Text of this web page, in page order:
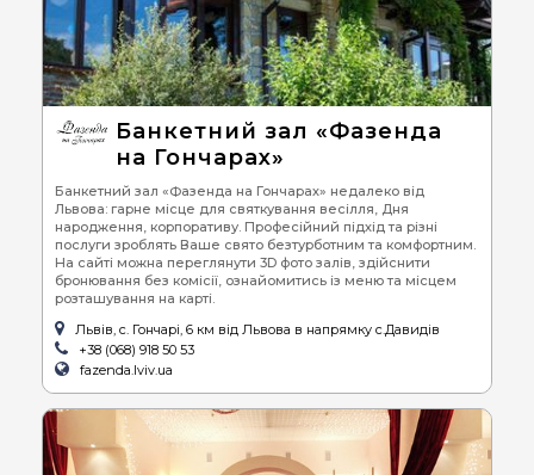
Банкетний зал «Фазенда
на Гончарах»
Банкетний зал «Фазенда на Гончарах» недалеко від
Львова: гарне місце для святкування весілля, Дня
народження, корпоративу. Професійний підхід та різні
послуги зроблять Ваше свято безтурботним та комфортним.
На сайті можна переглянути 3D фото залів, здійснити
бронювання без комісії, ознайомитись із меню та місцем
розташування на карті.
Львів, с. Гончарі, 6 км від Львова в напрямку с.Давидів
+38 (068) 918 50 53
fazenda.lviv.ua